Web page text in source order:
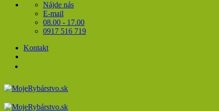
Nájde nás
E-mail
08.00 - 17.00
0917 516 719
Kontakt